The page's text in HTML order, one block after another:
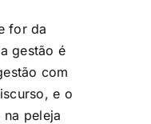
for da
gestão é
com
e o
peleja